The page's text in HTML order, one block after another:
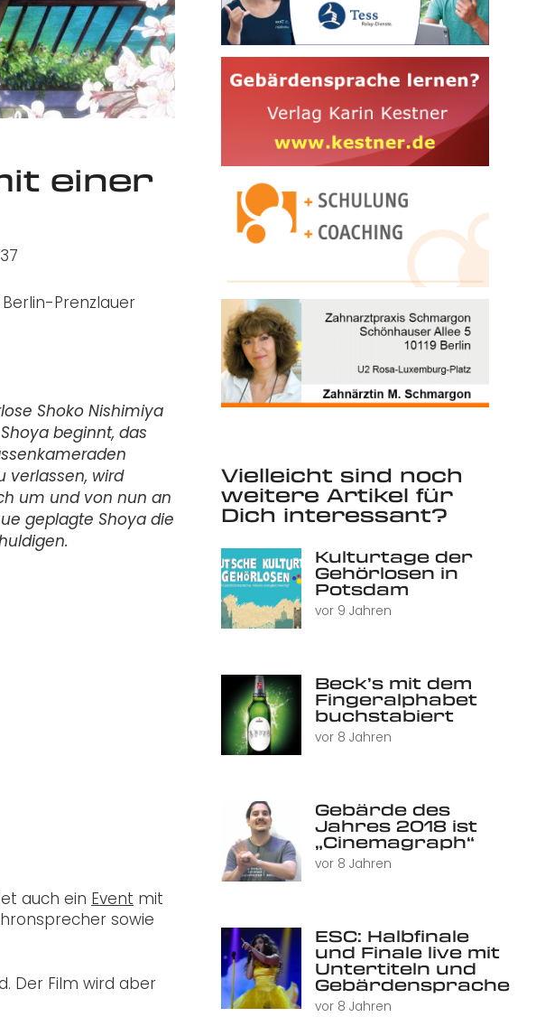
einer
Berlin-Prenzlauer
Shoko Nishimiya
beginnt, das
verlassen, wird
um und von nun an
geplagte Shoya die
auch ein Event mit
sowie
Der Film wird aber
Vielleicht sind noch
weitere Artikel für
Dich interessant?
Kulturtage der
Gehörlosen in
Potsdam
vor 9 Jahren
Beck’s mit dem
Fingeralphabet
buchstabiert
vor 8 Jahren
Gebärde des
Jahres 2018 ist
„Cinemagraph“
vor 8 Jahren
ESC: Halbfinale
und Finale live mit
Untertiteln und
Gebärdensprache
vor 8 Jahren